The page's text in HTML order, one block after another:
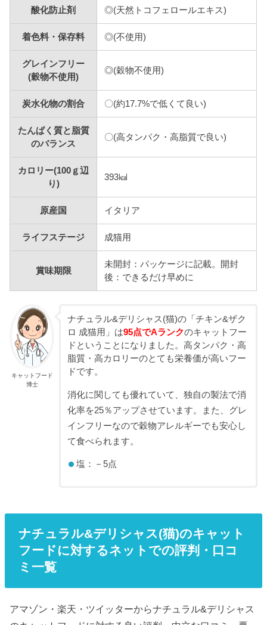
酸化防止剤 ◎(天然トコフェロールエキス)
着色料・保存料 ◎(不使用)
グレインフリー
(穀物不使用)
◎(穀物不使用)
炭水化物の割合 〇(約17.7%で低くて良い)
たんぱく質と脂質
のバランス
〇(高タンパク・高脂質で良い)
カロリー(100ｇ辺
り)
393㎉
原産国 イタリア
ライフステージ 成猫用
賞味期限
未開封：パッケージに記載。開封
後：できるだけ早めに
キャットフード
博士
ナチュラル&デリシャス(猫)の「チキン&ザク
ロ 成猫用」は95点でAランクのキャットフー
ドということになりました。高タンパク・高
脂質・高カロリーのとても栄養価が高いフー
ドです。
消化に関しても優れていて、独自の製法で消
化率を25％アップさせています。また、グレ
インフリーなので穀物アレルギーでも安心し
て食べられます。
塩：－5点
ナチュラル&デリシャス(猫)のキャット
フードに対するネットでの評判・口コ
ミ一覧
アマゾン・楽天・ツイッターからナチュラル&デリシャス